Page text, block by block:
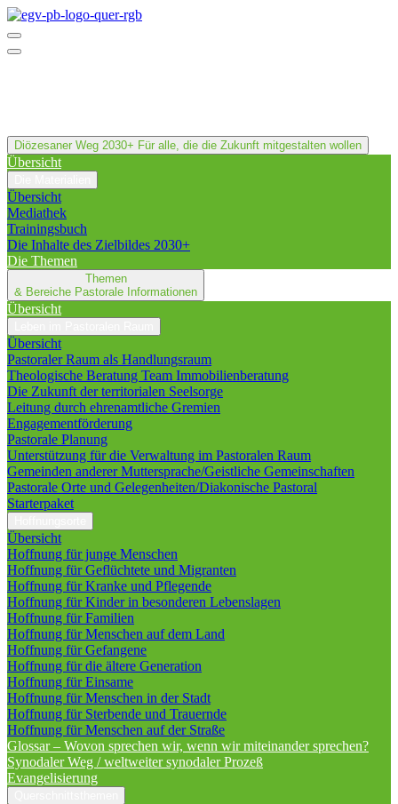
Diözesaner Weg 2030+ Für alle, die die Zukunft mitgestalten wollen
Übersicht
Übersicht
Mediathek
Trainingsbuch
Die Inhalte des Zielbildes 2030+
Die Themen
Themen
& Bereiche Pastorale Informationen
Übersicht
Übersicht
Pastoraler Raum als Handlungsraum
Theologische Beratung Team Immobilienberatung
Die Zukunft der territorialen Seelsorge
Leitung durch ehrenamtliche Gremien
Engagementförderung
Pastorale Planung
Unterstützung für die Verwaltung im Pastoralen Raum
Gemeinden anderer Muttersprache/Geistliche Gemeinschaften
Pastorale Orte und Gelegenheiten/Diakonische Pastoral
Starterpaket
Übersicht
Hoffnung für junge Menschen
Hoffnung für Geflüchtete und Migranten
Hoffnung für Kranke und Pflegende
Hoffnung für Kinder in besonderen Lebenslagen
Hoffnung für Familien
Hoffnung für Menschen auf dem Land
Hoffnung für Gefangene
Hoffnung für die ältere Generation
Hoffnung für Einsame
Hoffnung für Menschen in der Stadt
Hoffnung für Sterbende und Trauernde
Hoffnung für Menschen auf der Straße
Glossar – Wovon sprechen wir, wenn wir miteinander sprechen?
Synodaler Weg / weltweiter synodaler Prozeß
Evangelisierung